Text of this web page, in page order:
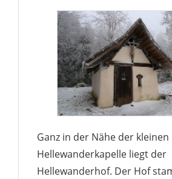
Ganz in der Nähe der kleinen
Hellewanderkapelle liegt der
Hellewanderhof. Der Hof